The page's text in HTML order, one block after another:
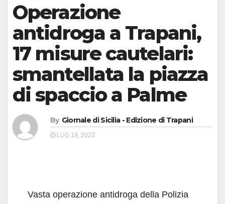
Operazione
antidroga a Trapani,
17 misure cautelari:
smantellata la piazza
di spaccio a Palme
By Giornale di Sicilia - Edizione di Trapani
LUG 19, 2023
Vasta operazione antidroga della Polizia